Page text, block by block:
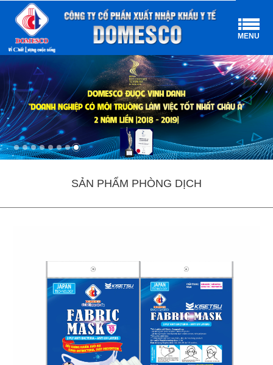
MENU
SẢN PHẨM PHÒNG DỊCH